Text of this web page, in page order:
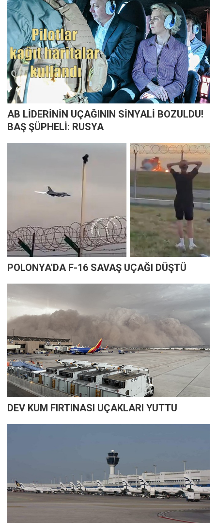
AB LİDERİNİN UÇAĞININ SİNYALİ BOZULDU!
BAŞ ŞÜPHELİ: RUSYA
POLONYA'DA F-16 SAVAŞ UÇAĞI DÜŞTÜ
DEV KUM FIRTINASI UÇAKLARI YUTTU